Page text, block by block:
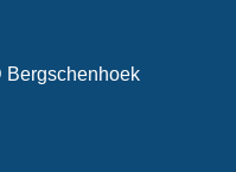
Bergschenhoek